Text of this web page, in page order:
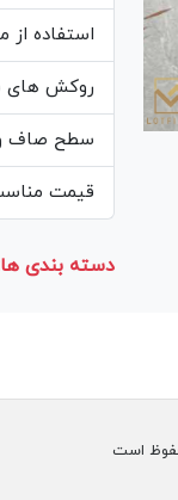
استفاده از
روکش های
سطح صاف و
قیمت
دسته بندی
است